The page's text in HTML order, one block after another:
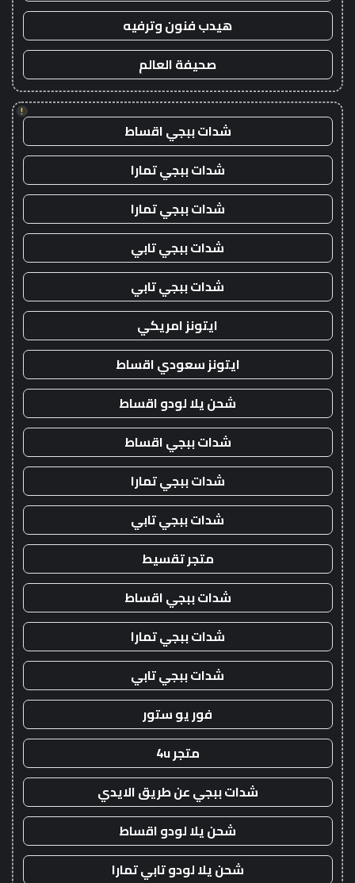
هيدب فنون وترفيه
صحيفة العالم
!
شدات ببجي اقساط
شدات ببجي تمارا
شدات ببجي تمارا
شدات ببجي تابي
شدات ببجي تابي
ايتونز امريكي
ايتونز سعودي اقساط
شحن يلا لودو اقساط
شدات ببجي اقساط
شدات ببجي تمارا
شدات ببجي تابي
متجر تقسيط
شدات ببجي اقساط
شدات ببجي تمارا
شدات ببجي تابي
فور يو ستور
متجر 4u
شدات ببجي عن طريق الايدي
شحن يلا لودو اقساط
شحن يلا لودو تابي تمارا